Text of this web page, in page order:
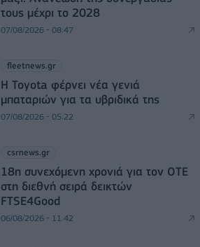
τους μέχρι το 2028
07/08/2026 - 08:47
fleetnews.gr
Η Toyota φέρνει νέα γενιά
μπαταριών για τα υβριδικά της
07/08/2026 - 05:22
csrnews.gr
18η συνεχόμενη χρονιά για τον ΟΤΕ
στη διεθνή σειρά δεικτών
FTSE4Good
06/08/2026 - 11:42